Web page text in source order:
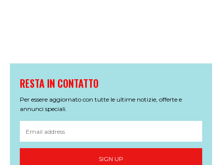
RESTA IN CONTATTO
Per essere aggiornato con tutte le ultime notizie, offerte e
annunci speciali.
SIGN UP